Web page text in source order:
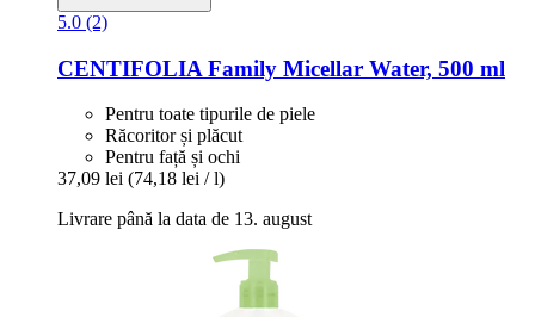
5.0 (2)
CENTIFOLIA Family Micellar Water, 500 ml
Pentru toate tipurile de piele
Răcoritor și plăcut
Pentru față și ochi
37,09 lei (74,18 lei / l)
Livrare până la data de 13. august